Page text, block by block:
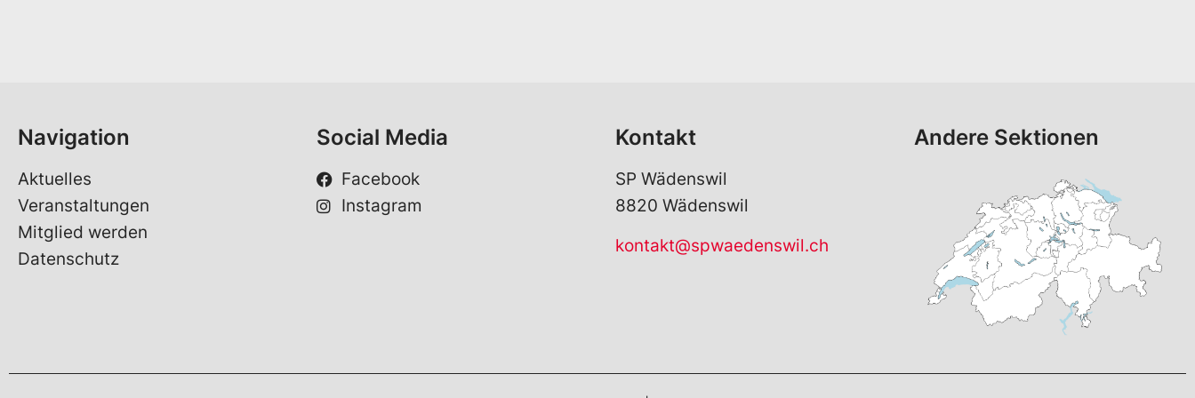
Navigation
Aktuelles
Veranstaltungen
Mitglied werden
Datenschutz
Social Media
Facebook
Instagram
Kontakt
SP Wädenswil
8820 Wädenswil
kontakt@spwaedenswil.ch
Andere Sektionen